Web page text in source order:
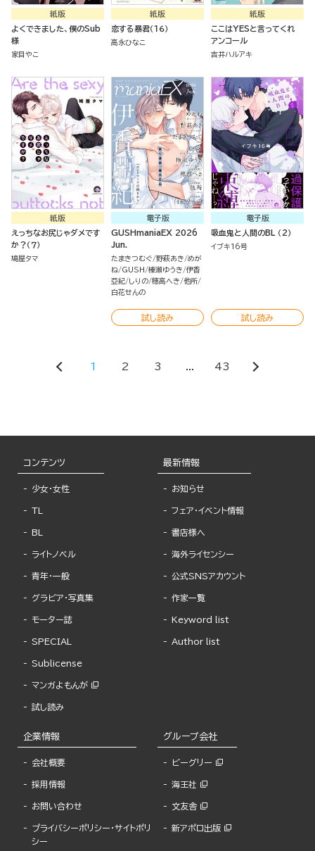
紙版
よくできました、僕のSub
様
家目やこ
紙版
恋する暴君（１６）
高永ひなこ
紙版
ここはYESと言ってくれ
アンコール
吉井ハルアキ
紙版
えっちなお尻じゃダメです
か？（７）
鳩屋タマ
電子版
GUSHmaniaEX 2026
Jun.
たまきつむぐ 野萩あき めが
ね
GUSH 榛瀬ゆうき 伊香
亞紀
しりの 穂高へき 他所
白花せんの
試し読み
電子版
吸血鬼と人間のBL （2）
イブキ16号
試し読み
1 2 3 43
コンテンツ
少女・女性
TL
BL
ライトノベル
青年・一般
グラビア・写真集
モーター誌
SPECIAL
Sublicense
マンガよもんが
試し読み
最新情報
お知らせ
フェア・イベント情報
書店様へ
海外ライセンシー
公式SNSアカウント
作家一覧
Keyword list
Author list
企業情報
会社概要
採用情報
お問い合わせ
プライバシーポリシー・サイトポリ
シー
グループ会社
ビーグリー
海王社
文友舎
新アポロ出版